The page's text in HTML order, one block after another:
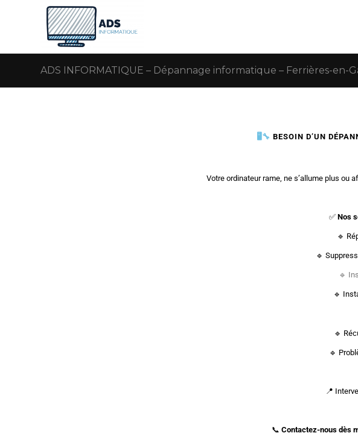
ADS INFORMATIQUE – Dépannage informatique – Ferrières-en-
🖥️🔧 BESOIN D’UN
Votre ordinateur rame, ne s’allume plus ou
✅ Nos
🔹
🔹
🔹
🔹
🔹
🔹
📍
📞 Contactez-nous dès